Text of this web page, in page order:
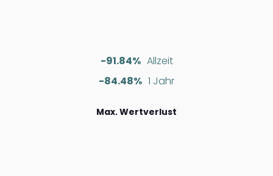
-91.84% Allzeit
-84.48% 1 Jahr
Max. Wertverlust